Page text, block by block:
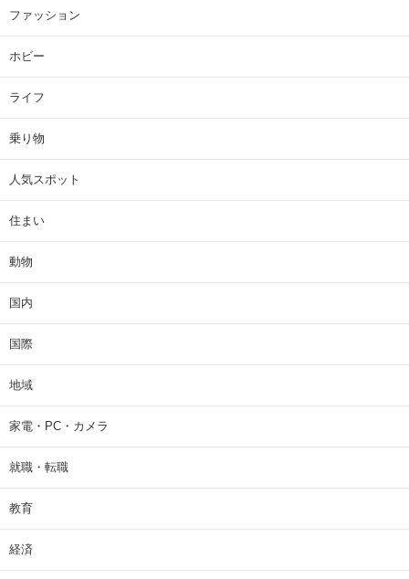
ファッション
ホビー
ライフ
乗り物
人気スポット
住まい
動物
国内
国際
地域
家電・PC・カメラ
就職・転職
教育
経済